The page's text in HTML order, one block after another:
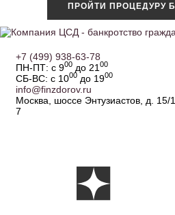
ПРОЙТИ ПРОЦЕДУРУ
+7 (499) 938-63-78
ПН-ПТ: с 900до 21 00
СБ-ВС: с 1000до 1900
info@finzdorov.ru
Москва, шоссе Энтузиастов, д.
7